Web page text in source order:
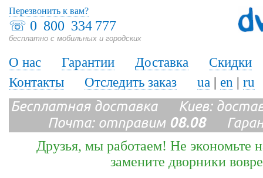
☏ 0 800 334 777
бесплатно с мобильных и городских
Перезвонить к вам?
О нас Гарантии Доставка
Скидки
Контакты
Отследить заказ ua | en | ru
Бесплатная доставка Киев:
Почта: отправим 08.08
Друзья, мы работаем! Не экономьте
замените дворники